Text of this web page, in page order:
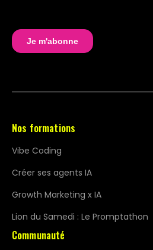
Nos formations
Vibe Coding
Créer ses agents IA
Growth Marketing x IA
Lion du Samedi : Le Promptathon
Communauté